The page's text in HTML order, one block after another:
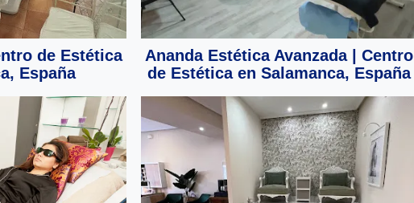
de Estética
España
Ananda Estética Avanzada | Centro
de Estética en Salamanca, España